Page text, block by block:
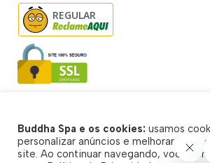
REGULAR
© Buddha Spa 2026 - Todos
Buddha Spa e os cookies: usamos
personalizar anúncios e melhorar a sua
site. Ao continuar navegando, você